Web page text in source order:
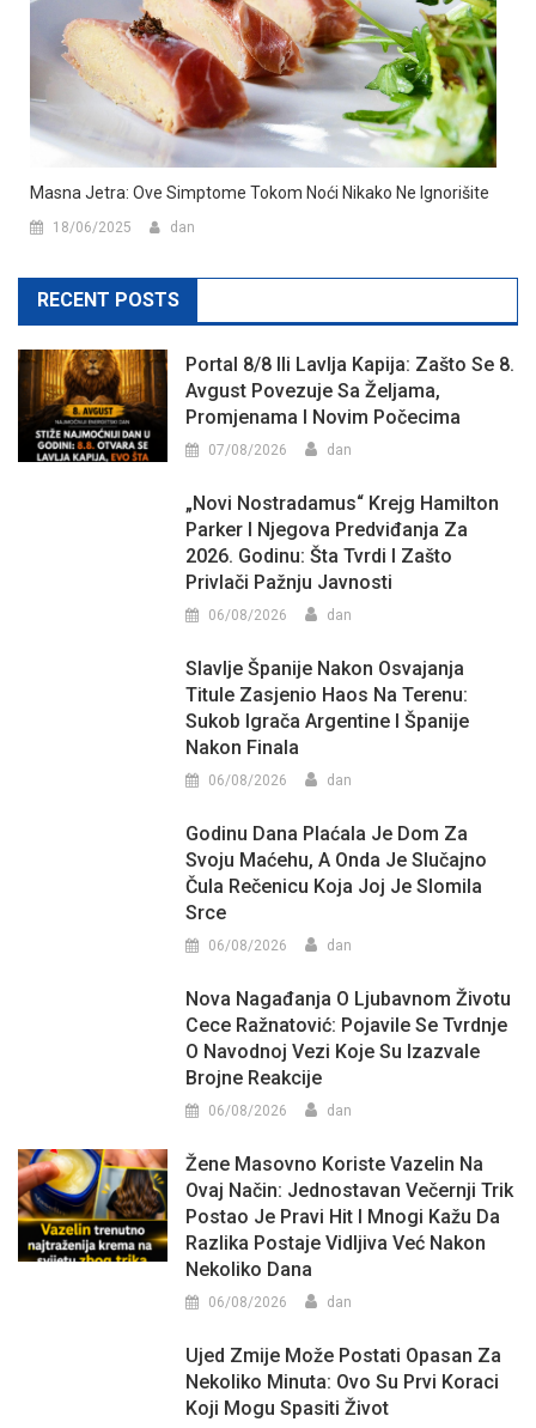
Masna Jetra: Ove Simptome Tokom Noći Nikako Ne Ignorišite
18/06/2025 dan
RECENT POSTS
Portal 8/8 Ili Lavlja Kapija: Zašto Se 8.
Avgust Povezuje Sa Željama,
Promjenama I Novim Počecima
07/08/2026 dan
„Novi Nostradamus“ Krejg Hamilton
Parker I Njegova Predviđanja Za
2026. Godinu: Šta Tvrdi I Zašto
Privlači Pažnju Javnosti
06/08/2026 dan
Slavlje Španije Nakon Osvajanja
Titule Zasjenio Haos Na Terenu:
Sukob Igrača Argentine I Španije
Nakon Finala
06/08/2026 dan
Godinu Dana Plaćala Je Dom Za
Svoju Maćehu, A Onda Je Slučajno
Čula Rečenicu Koja Joj Je Slomila
Srce
06/08/2026 dan
Nova Nagađanja O Ljubavnom Životu
Cece Ražnatović: Pojavile Se Tvrdnje
O Navodnoj Vezi Koje Su Izazvale
Brojne Reakcije
06/08/2026 dan
Žene Masovno Koriste Vazelin Na
Ovaj Način: Jednostavan Večernji Trik
Postao Je Pravi Hit I Mnogi Kažu Da
Razlika Postaje Vidljiva Već Nakon
Nekoliko Dana
06/08/2026 dan
Ujed Zmije Može Postati Opasan Za
Nekoliko Minuta: Ovo Su Prvi Koraci
Koji Mogu Spasiti Život